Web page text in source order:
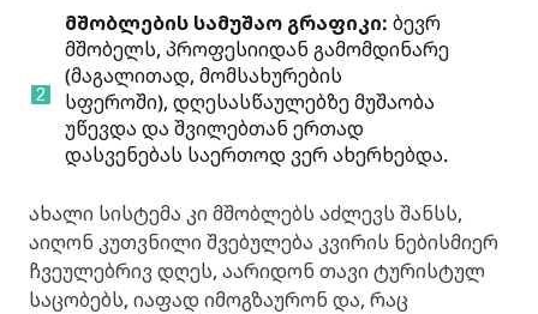
მშობლების სამუშაო გრაფიკი: ბევრ
მშობელს, პროფესიიდან გამომდინარე
(მაგალითად, მომსახურების
სფეროში), დღესასწაულებზე მუშაობა
უწევდა და შვილებთან ერთად
დასვენებას საერთოდ ვერ ახერხებდა.
ახალი სისტემა კი მშობლებს აძლევს შანსს,
აიღონ კუთვნილი შვებულება კვირის ნებისმიერ
ჩვეულებრივ დღეს, აარიდონ თავი ტურისტულ
საცობებს, იაფად იმოგზაურონ და, რაც